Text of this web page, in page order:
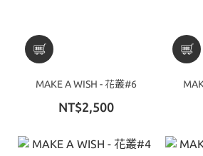
MAKE A WISH - 花叢#6
NT$2,500